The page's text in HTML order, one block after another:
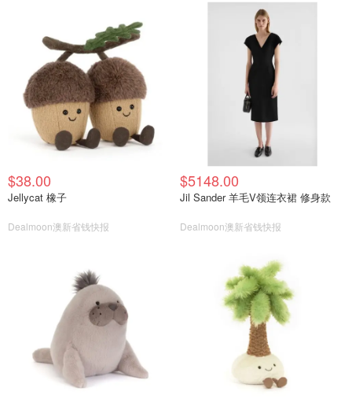
$38.00
Jellycat 橡子
Dealmoon澳新省钱快报
$5148.00
Jil Sander 羊毛V领连衣裙 修身款
Dealmoon澳新省钱快报